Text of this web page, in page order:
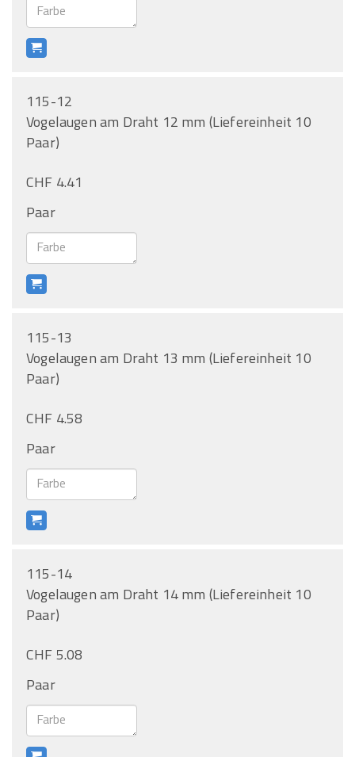
115-12
Vogelaugen am Draht 12 mm (Liefereinheit 10
Paar)
CHF 4.41
Paar
115-13
Vogelaugen am Draht 13 mm (Liefereinheit 10
Paar)
CHF 4.58
Paar
115-14
Vogelaugen am Draht 14 mm (Liefereinheit 10
Paar)
CHF 5.08
Paar